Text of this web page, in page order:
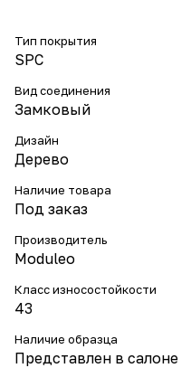
Тип покрытия
SPC
Вид соединения
Замковый
Дизайн
Дерево
Наличие товара
Под заказ
Производитель
Moduleo
Класс износостойкости
43
Наличие образца
Представлен в салоне